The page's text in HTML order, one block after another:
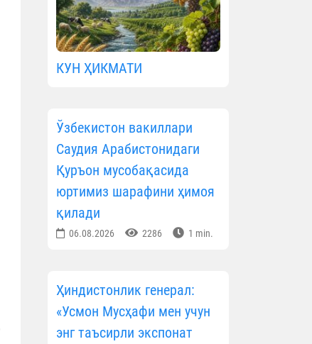
КУН ҲИКМАТИ
Ўзбекистон вакиллари
Саудия Арабистонидаги
Қуръон мусобақасида
юртимиз шарафини ҳимоя
қилади
06.08.2026 2286 1 min.
Ҳиндистонлик генерал:
«Усмон Мусҳафи мен учун
энг таъсирли экспонат